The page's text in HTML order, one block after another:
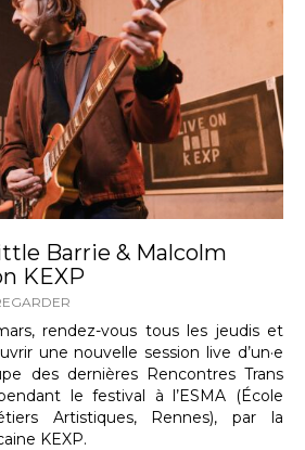
Barrie & Malcolm
KEXP
rendez-vous tous les jeudis et
une nouvelle session live d’un·e
des dernières Rencontres Trans
le festival à l’ESMA (École
Artistiques, Rennes), par la
KEXP.